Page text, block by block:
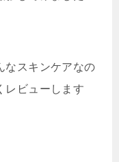
なスキンケアなの
レビューします